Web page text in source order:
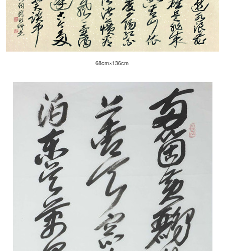
68cm×136cm